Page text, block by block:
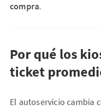
compra.
Por qué los
ticket
El autoservicio cambia